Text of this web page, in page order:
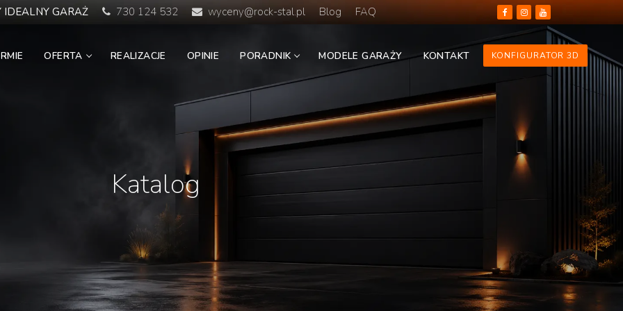
IDEALNY GARAŻ 730 124 532 wyceny@rock-stal.pl Blog FAQ
OFERTA REALIZACJE OPINIE PORADNIK MODELE GARAŻY KONTAKT KONFIGURATOR 3D
Katalog